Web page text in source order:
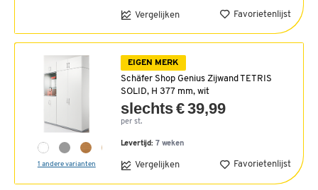
Vergelijken Favorietenlijst
1 andere varianten
EIGEN MERK
Schäfer Shop Genius Zijwand TETRIS
SOLID, H 377 mm, wit
slechts € 39,99
per st.
Levertijd: 7 weken
Vergelijken Favorietenlijst